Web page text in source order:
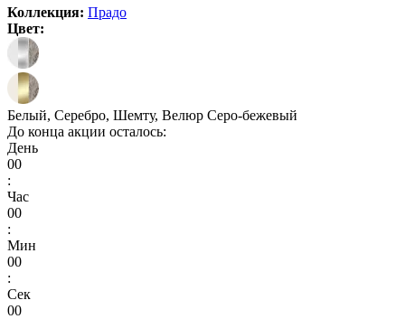
Коллекция: Прадо
Цвет:
Белый, Серебро, Шемту, Велюр Серо-бежевый
До конца акции осталось:
День
00
:
Час
00
:
Мин
00
:
Сек
00